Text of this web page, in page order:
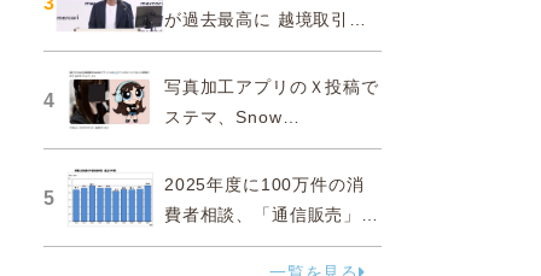
が過去最高に 越境取引が
急成長
4
写真加工アプリのＸ投稿で
ステマ、Snow
Corporationと日本法人に
措置命令
5
2025年度に100万件の消
費者相談、「通信販売」が
38.0％占める…国民生活セ